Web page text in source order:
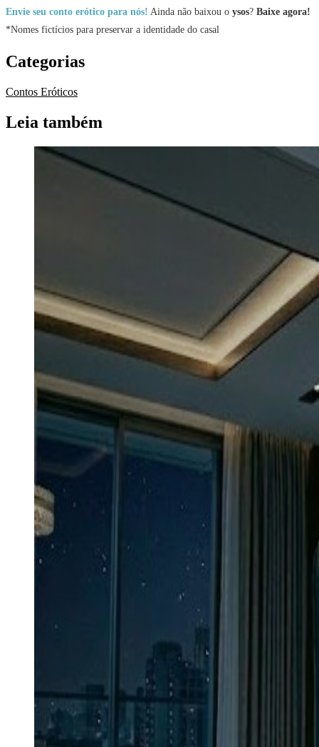
Envie seu conto erótico para nós! Ainda não baixou o ysos? Baixe agora!
*Nomes fictícios para preservar a identidade do casal
Categorias
Contos Eróticos
Leia também